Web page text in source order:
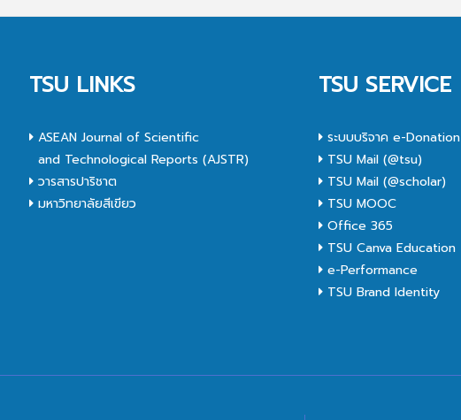
TSU LINKS
ASEAN Journal of Scientific
and Technological Reports (AJSTR)
วารสารปาริชาต
มหาวิทยาลัยสีเขียว
TSU SERVICE
ระบบบริจาค e-Donation
TSU Mail (@tsu)
TSU Mail (@scholar)
TSU MOOC
Office 365
TSU Canva Education
e-Performance
TSU Brand Identity